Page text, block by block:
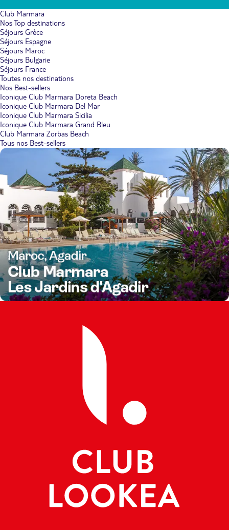
Club Marmara
Nos Top destinations
Séjours Grèce
Séjours Espagne
Séjours Maroc
Séjours Bulgarie
Séjours France
Toutes nos destinations
Nos Best-sellers
Iconique Club Marmara Doreta Beach
Iconique Club Marmara Del Mar
Iconique Club Marmara Sicilia
Iconique Club Marmara Grand Bleu
Club Marmara Zorbas Beach
Tous nos Best-sellers